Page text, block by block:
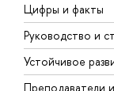
Цифры и факты
Руководство и
Устойчивое
Преподаватели